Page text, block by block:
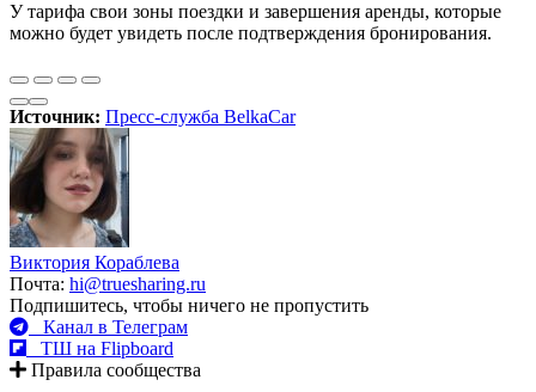
У тарифа свои зоны поездки и завершения аренды, которые
можно будет увидеть после подтверждения бронирования.
Источник: Пресс-служба BelkaCar
Виктория Кораблева
Почта: hi@truesharing.ru
Подпишитесь, чтобы ничего не пропустить
Канал в Телеграм
ТШ на Flipboard
Правила сообщества